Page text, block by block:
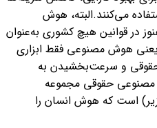
می‌کنند.البته، هوش
در قوانین هیچ کشوری به‌عنوان
یعنی هوش مصنوعی فقط ابزاری
حقوقی و سرعت‌بخشیدن به
مصنوعی حقوقی مجموعه
است که هوش انسان را